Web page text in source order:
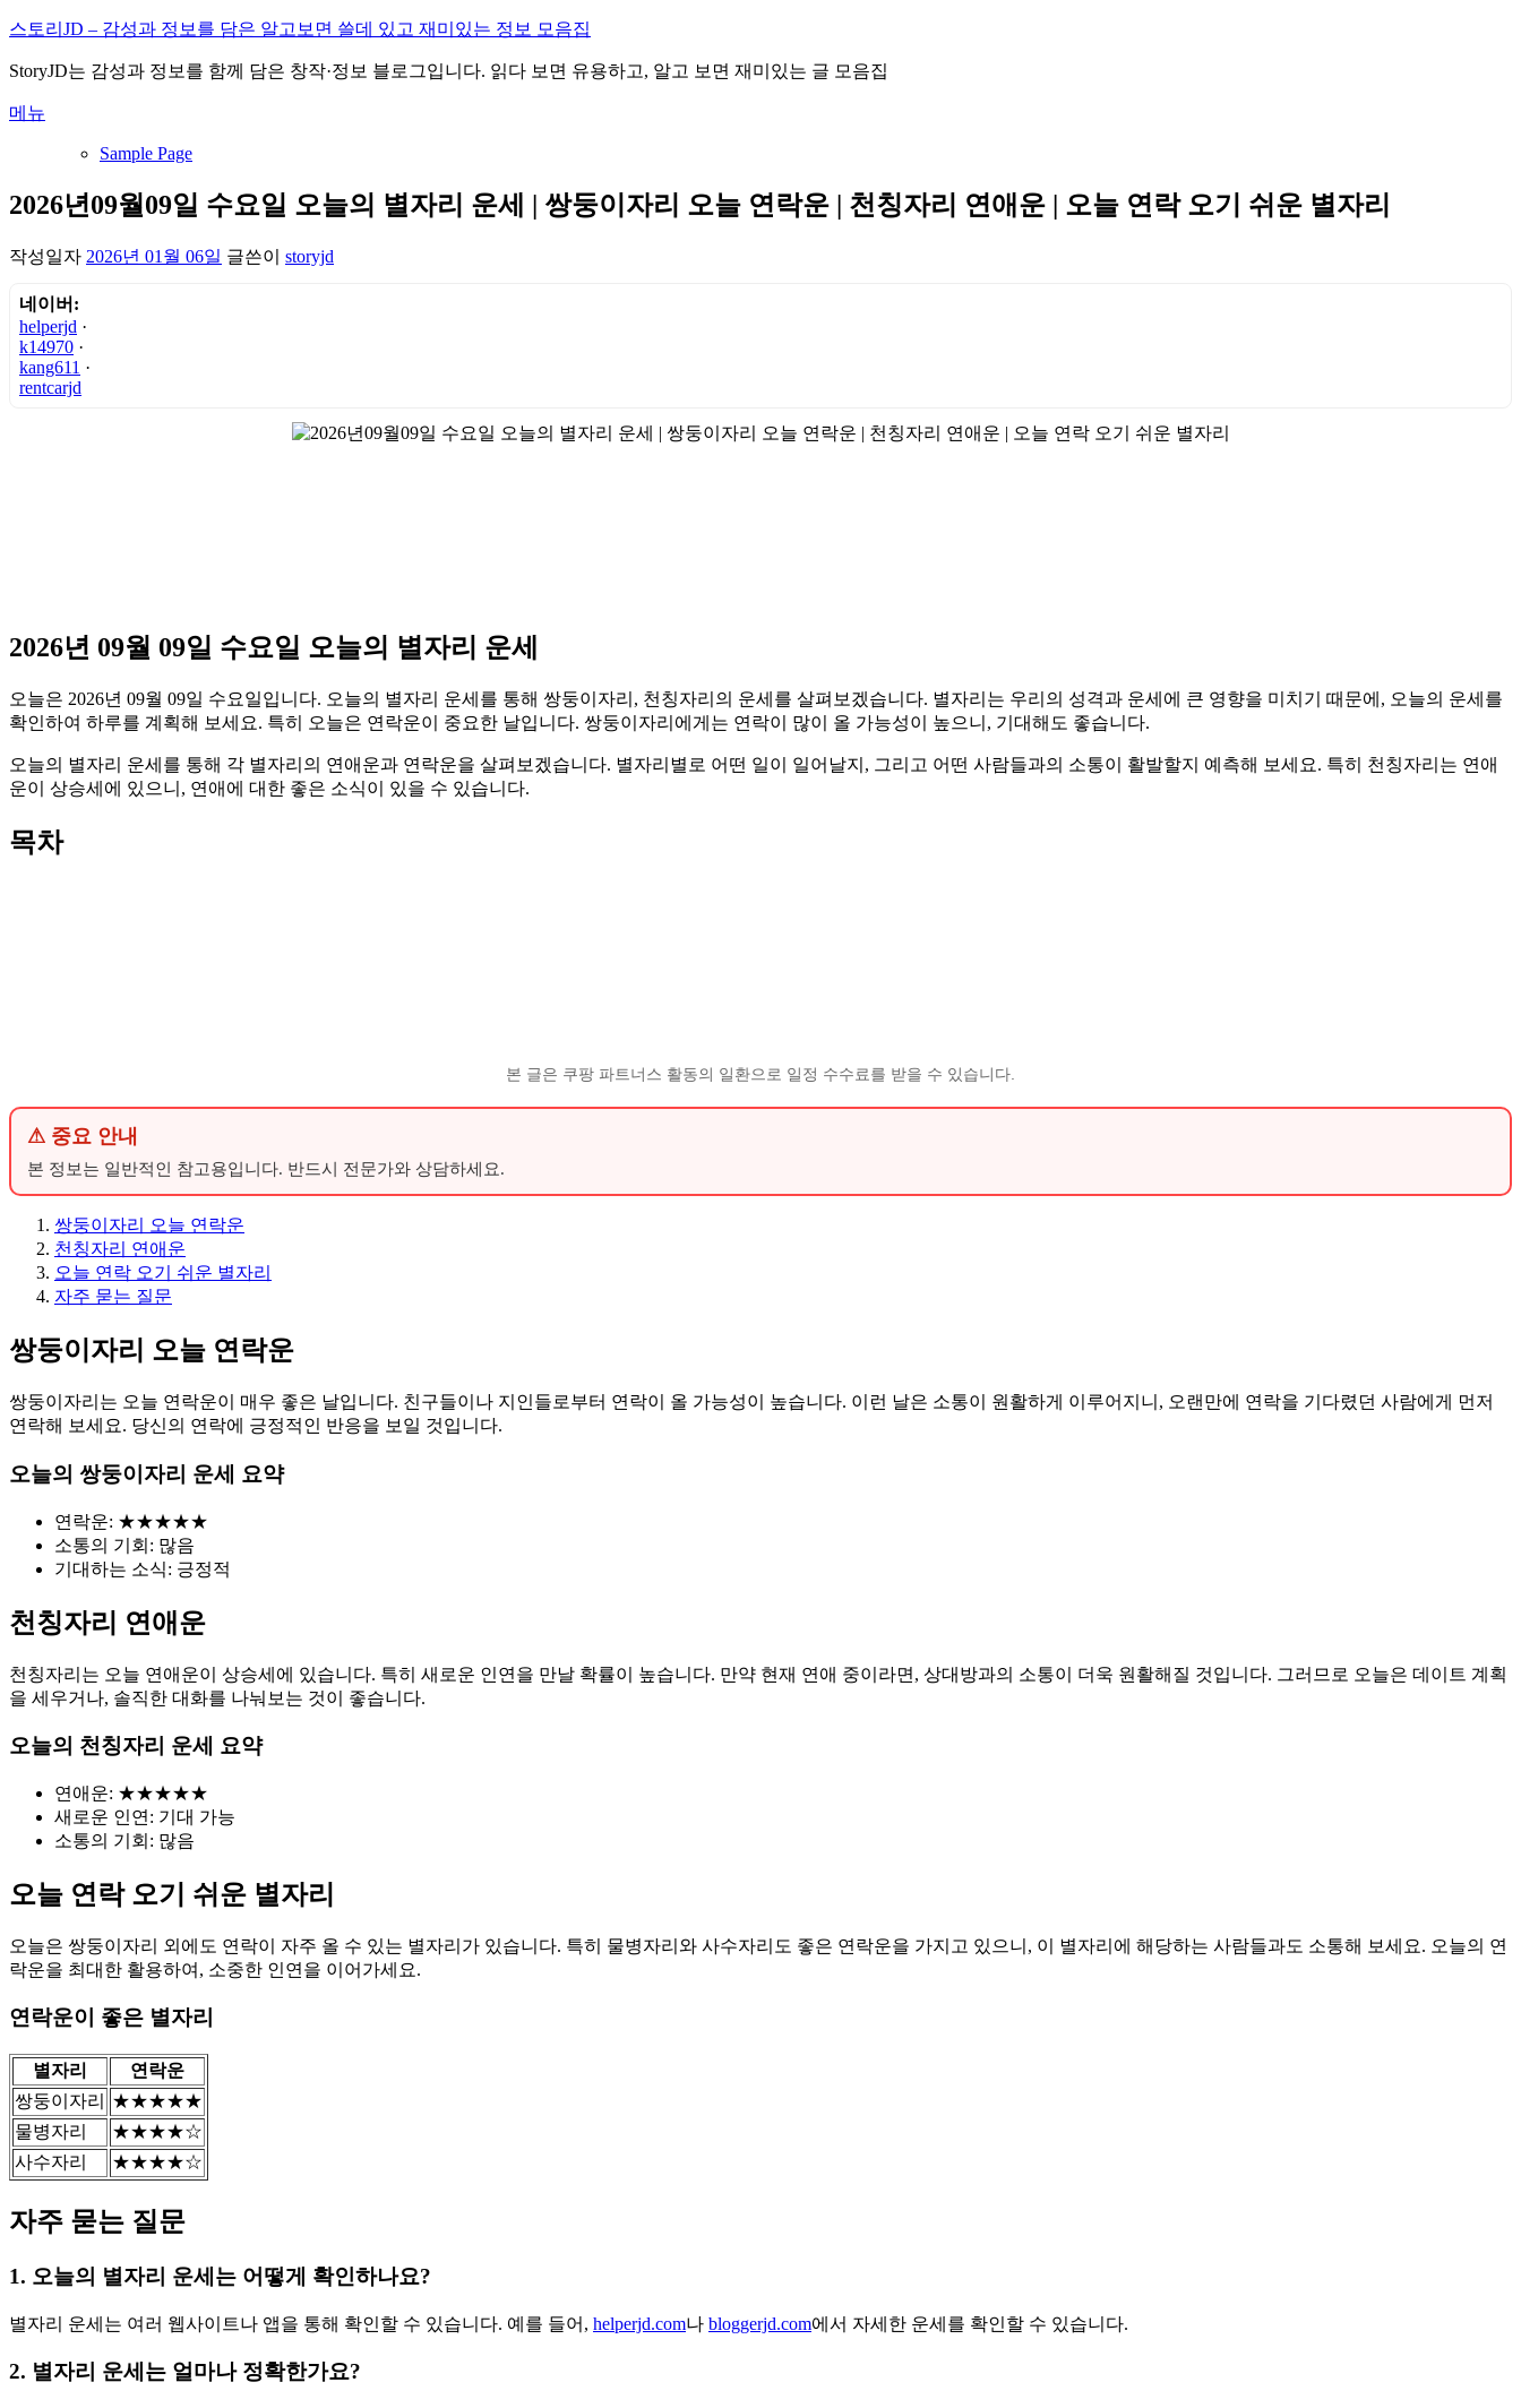
내
으
바
기
스토리JD – 감성과 정보를 담은 알고보면 쓸데 있고 재미있는 정보 모음집
StoryJD는 감성과 정보를 함께 담은 창작·정보 블로그입니다. 읽다 보면 유용하고, 알고 보면 재미있는 글 모음집
메뉴
Sample Page
2026년09월09일 수요일 오늘의 별자리 운세 | 쌍둥이자리 오늘 연락운 | 천칭자리 연애운 | 오늘 연락 오기 쉬운 별자리
작성일자 2026년 01월 06일 글쓴이 storyjd
네이버:
helperjd ·
k14970 ·
kang611 ·
rentcarjd
2026년 09월 09일 수요일 오늘의 별자리 운세
오늘은 2026년 09월 09일 수요일입니다. 오늘의 별자리 운세를 통해 쌍둥이자리, 천칭자리의 운세를 살펴보겠습니다. 별자리는 우리의 성격과 운세에 큰 영향을 미치기 때문에, 오늘의 운세를
확인하여 하루를 계획해 보세요. 특히 오늘은 연락운이 중요한 날입니다. 쌍둥이자리에게는 연락이 많이 올 가능성이 높으니, 기대해도 좋습니다.
오늘의 별자리 운세를 통해 각 별자리의 연애운과 연락운을 살펴보겠습니다. 별자리별로 어떤 일이 일어날지, 그리고 어떤 사람들과의 소통이 활발할지 예측해 보세요. 특히 천칭자리는 연애
운이 상승세에 있으니, 연애에 대한 좋은 소식이 있을 수 있습니다.
목차
본 글은 쿠팡 파트너스 활동의 일환으로 일정 수수료를 받을 수 있습니다.
⚠ 중요 안내
본 정보는 일반적인 참고용입니다. 반드시 전문가와 상담하세요.
쌍둥이자리 오늘 연락운
천칭자리 연애운
오늘 연락 오기 쉬운 별자리
자주 묻는 질문
쌍둥이자리 오늘 연락운
쌍둥이자리는 오늘 연락운이 매우 좋은 날입니다. 친구들이나 지인들로부터 연락이 올 가능성이 높습니다. 이런 날은 소통이 원활하게 이루어지니, 오랜만에 연락을 기다렸던 사람에게 먼저
연락해 보세요. 당신의 연락에 긍정적인 반응을 보일 것입니다.
오늘의 쌍둥이자리 운세 요약
연락운: ★★★★★
소통의 기회: 많음
기대하는 소식: 긍정적
천칭자리 연애운
천칭자리는 오늘 연애운이 상승세에 있습니다. 특히 새로운 인연을 만날 확률이 높습니다. 만약 현재 연애 중이라면, 상대방과의 소통이 더욱 원활해질 것입니다. 그러므로 오늘은 데이트 계획
을 세우거나, 솔직한 대화를 나눠보는 것이 좋습니다.
오늘의 천칭자리 운세 요약
연애운: ★★★★★
새로운 인연: 기대 가능
소통의 기회: 많음
오늘 연락 오기 쉬운 별자리
오늘은 쌍둥이자리 외에도 연락이 자주 올 수 있는 별자리가 있습니다. 특히 물병자리와 사수자리도 좋은 연락운을 가지고 있으니, 이 별자리에 해당하는 사람들과도 소통해 보세요. 오늘의 연
락운을 최대한 활용하여, 소중한 인연을 이어가세요.
연락운이 좋은 별자리
별자리
연락운
쌍둥이자리
★★★★★
물병자리
★★★★☆
사수자리
★★★★☆
자주 묻는 질문
1. 오늘의 별자리 운세는 어떻게 확인하나요?
별자리 운세는 여러 웹사이트나 앱을 통해 확인할 수 있습니다. 예를 들어, helperjd.com나 bloggerjd.com에서 자세한 운세를 확인할 수 있습니다.
2. 별자리 운세는 얼마나 정확한가요?